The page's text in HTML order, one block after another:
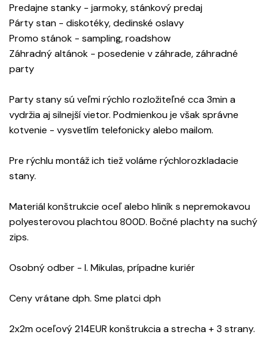
Predajne stanky - jarmoky, stánkový predaj
Párty stan - diskotéky, dedinské oslavy
Promo stánok - sampling, roadshow
Záhradný altánok - posedenie v záhrade, záhradné
party
Party stany sú veľmi rýchlo rozložiteľné cca 3min a
vydržia aj silnejší vietor. Podmienkou je však správne
kotvenie - vysvetlím telefonicky alebo mailom.
Pre rýchlu montáž ich tiež voláme rýchlorozkladacie
stany.
Materiál konštrukcie oceľ alebo hliník s nepremokavou
polyesterovou plachtou 800D. Bočné plachty na suchý
zips.
Osobný odber - l. Mikulas, prípadne kuriér
Ceny vrátane dph. Sme platci dph
2x2m oceľový 214EUR konštrukcia a strecha + 3 strany.